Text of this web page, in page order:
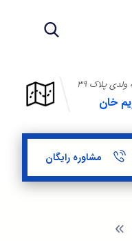
پلاک ۳۹
خان
مشاوره رایگان